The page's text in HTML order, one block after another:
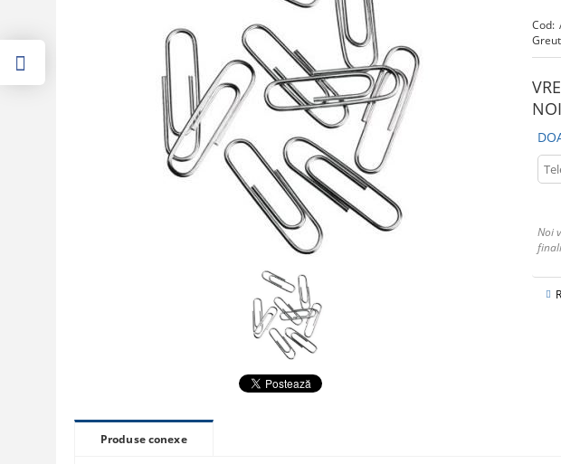
Cod:
Noi
Produse conexe